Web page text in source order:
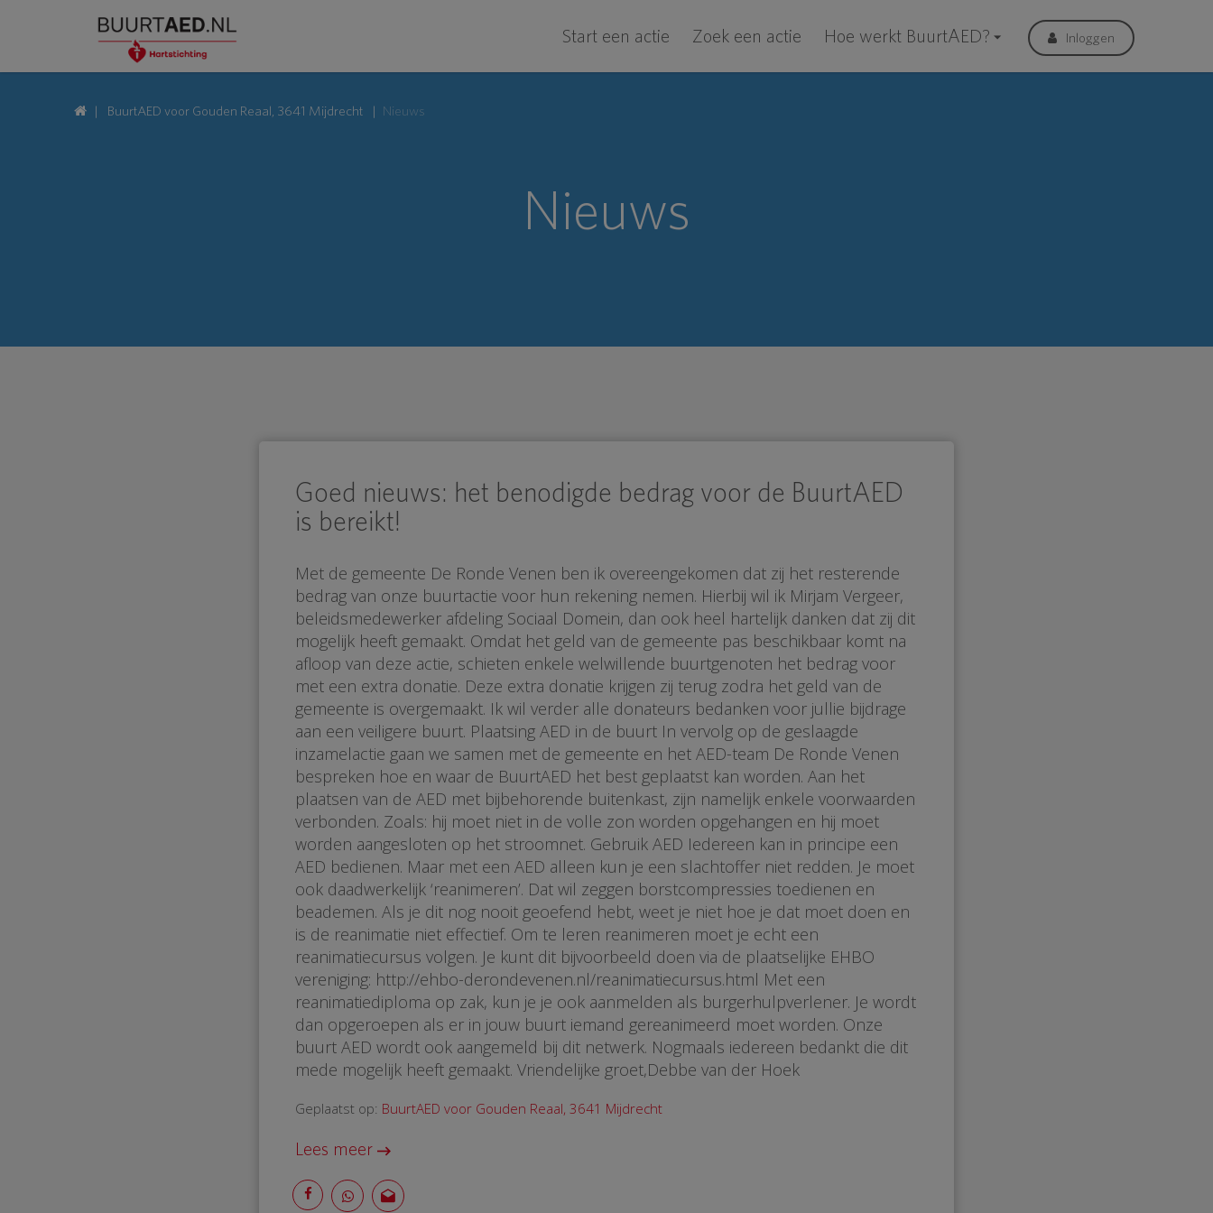
Start een actie Zoek een actie Hoe werkt BuurtAED? Inloggen
BuurtAED voor Gouden Reaal, 3641 Mijdrecht Nieuws
Nieuws
Goed nieuws: het benodigde bedrag voor de BuurtAED
is bereikt!
Met de gemeente De Ronde Venen ben ik overeengekomen dat zij het resterende
bedrag van onze buurtactie voor hun rekening nemen. Hierbij wil ik Mirjam Vergeer,
beleidsmedewerker afdeling Sociaal Domein, dan ook heel hartelijk danken dat zij dit
mogelijk heeft gemaakt. Omdat het geld van de gemeente pas beschikbaar komt na
afloop van deze actie, schieten enkele welwillende buurtgenoten het bedrag voor
met een extra donatie. Deze extra donatie krijgen zij terug zodra het geld van de
gemeente is overgemaakt. Ik wil verder alle donateurs bedanken voor jullie bijdrage
aan een veiligere buurt. Plaatsing AED in de buurt In vervolg op de geslaagde
inzamelactie gaan we samen met de gemeente en het AED-team De Ronde Venen
bespreken hoe en waar de BuurtAED het best geplaatst kan worden. Aan het
plaatsen van de AED met bijbehorende buitenkast, zijn namelijk enkele voorwaarden
verbonden. Zoals: hij moet niet in de volle zon worden opgehangen en hij moet
worden aangesloten op het stroomnet. Gebruik AED Iedereen kan in principe een
AED bedienen. Maar met een AED alleen kun je een slachtoffer niet redden. Je moet
ook daadwerkelijk ‘reanimeren’. Dat wil zeggen borstcompressies toedienen en
beademen. Als je dit nog nooit geoefend hebt, weet je niet hoe je dat moet doen en
is de reanimatie niet effectief. Om te leren reanimeren moet je echt een
reanimatiecursus volgen. Je kunt dit bijvoorbeeld doen via de plaatselijke EHBO
vereniging: http://ehbo-derondevenen.nl/reanimatiecursus.html Met een
reanimatiediploma op zak, kun je je ook aanmelden als burgerhulpverlener. Je wordt
dan opgeroepen als er in jouw buurt iemand gereanimeerd moet worden. Onze
buurt AED wordt ook aangemeld bij dit netwerk. Nogmaals iedereen bedankt die dit
mede mogelijk heeft gemaakt. Vriendelijke groet,Debbe van der Hoek
Geplaatst op: BuurtAED voor Gouden Reaal, 3641 Mijdrecht
Lees meer